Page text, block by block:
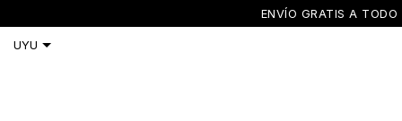
ENVÍO GRATIS A TODO